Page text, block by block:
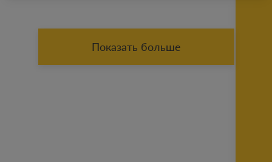
Показать больше